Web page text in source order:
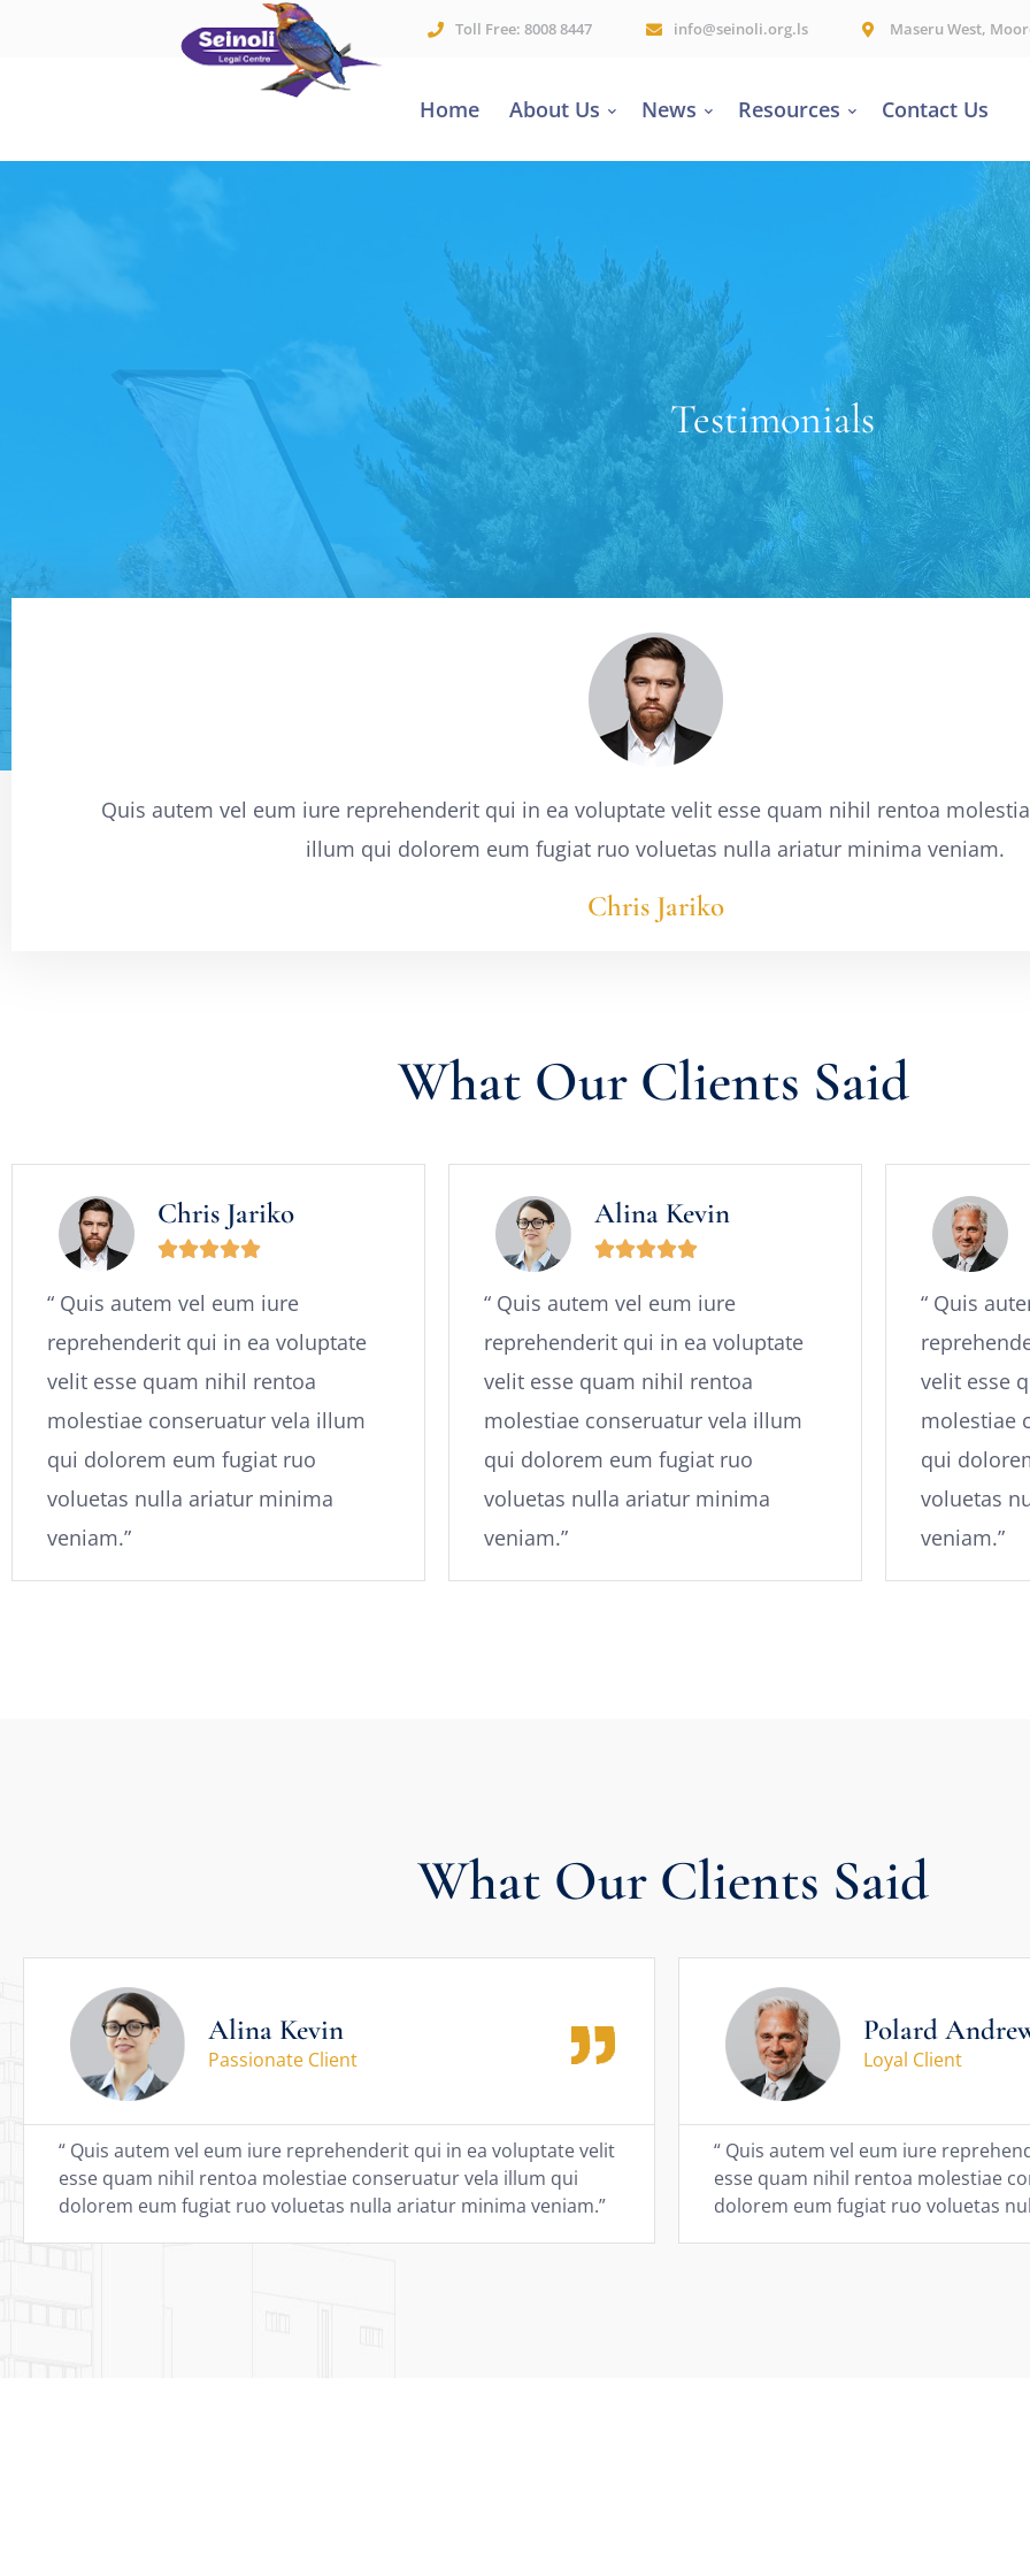
Toll Free: 8008 8447 info@seinoli.org.ls Maseru West,
Home About Us News Resources Contact Us
Testimonials
Quis autem vel eum iure reprehenderit qui in ea voluptate velit esse quam nihil rentoa
illum qui dolorem eum fugiat ruo voluetas nulla ariatur minima veniam.
Chris Jariko
What Our Clients Said
Chris Jariko

“ Quis autem vel eum iure
reprehenderit qui in ea voluptate
velit esse quam nihil rentoa
molestiae conseruatur vela illum
qui dolorem eum fugiat ruo
voluetas nulla ariatur minima
veniam.”
Alina Kevin

“ Quis autem vel eum iure
reprehenderit qui in ea voluptate
velit esse quam nihil rentoa
molestiae conseruatur vela illum
qui dolorem eum fugiat ruo
voluetas nulla ariatur minima
veniam.”
“ Quis
velit esse
molestiae
qui
voluetas
veniam.”
What Our Clients Said
Alina Kevin
Passionate Client
“ Quis autem vel eum iure reprehenderit qui in ea voluptate velit
esse quam nihil rentoa molestiae conseruatur vela illum qui
dolorem eum fugiat ruo voluetas nulla ariatur minima veniam.”
Polard
Loyal Client
“ Quis autem vel eum iure
esse quam nihil rentoa molestiae
dolorem eum fugiat ruo voluetas